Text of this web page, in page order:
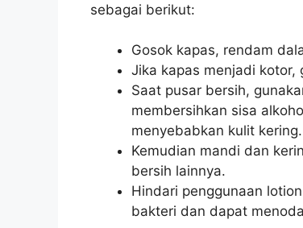
sebagai berikut:
Gosok kapas, rendam
Jika kapas menjadi kotor,
Saat pusar bersih,
membersihkan sisa
menyebabkan kulit kering.
Kemudian mandi dan
bersih lainnya.
Hindari penggunaan
bakteri dan dapat